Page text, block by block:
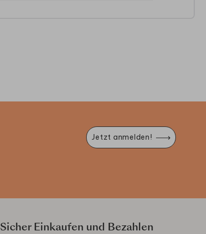
Jetzt anmelden!
Sicher Einkaufen und Bezahlen